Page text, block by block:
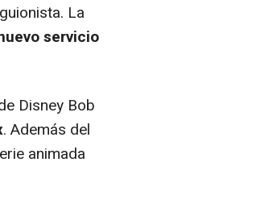
La
servicio
Disney Bob
. Además del
animada